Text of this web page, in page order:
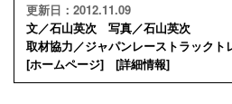
更新日：2012.11.09
文／石山英次 写真／石山英次
取材協力／ジャパンレーストラック
[ホームページ] [詳細情報]